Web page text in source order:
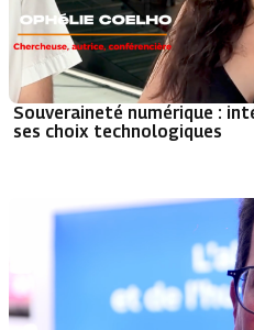
Souveraineté numérique :
ses choix technologiques